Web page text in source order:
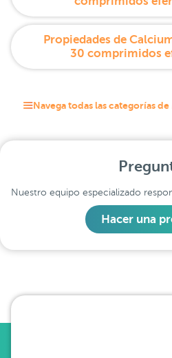
Propiedades de
30 comprimidos
Navega todas las categorías
Nuestro equipo especializado
Hacer una